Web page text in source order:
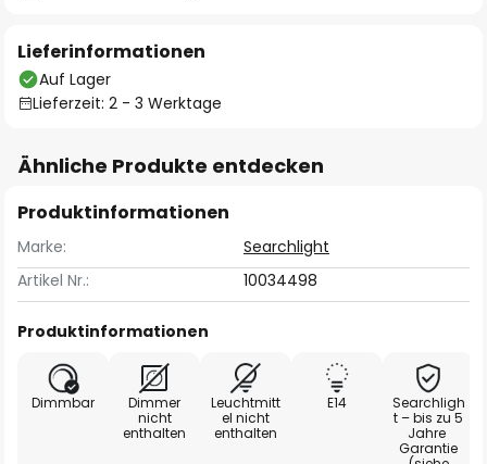
Lieferinformationen
Auf Lager
Lieferzeit: 2 - 3 Werktage
Ähnliche Produkte entdecken
Produktinformationen
Marke:
Searchlight
Artikel Nr.:
10034498
Produktinformationen
Dimmbar
Dimmer
nicht
enthalten
Leuchtmitt
el nicht
enthalten
E14
Searchligh
t – bis zu 5
Jahre
Garantie